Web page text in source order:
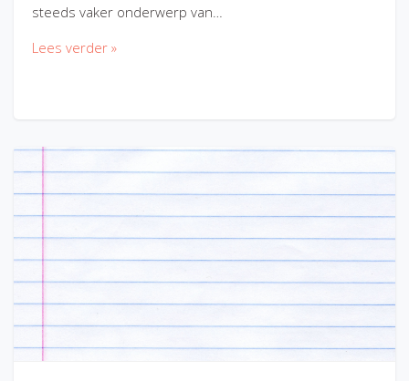
steeds vaker onderwerp van…
Lees verder »